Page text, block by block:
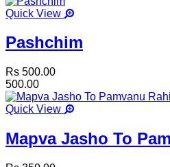
Quick View
Pashchim
Rs 500.00
500.00
Quick View
Mapva Jasho To